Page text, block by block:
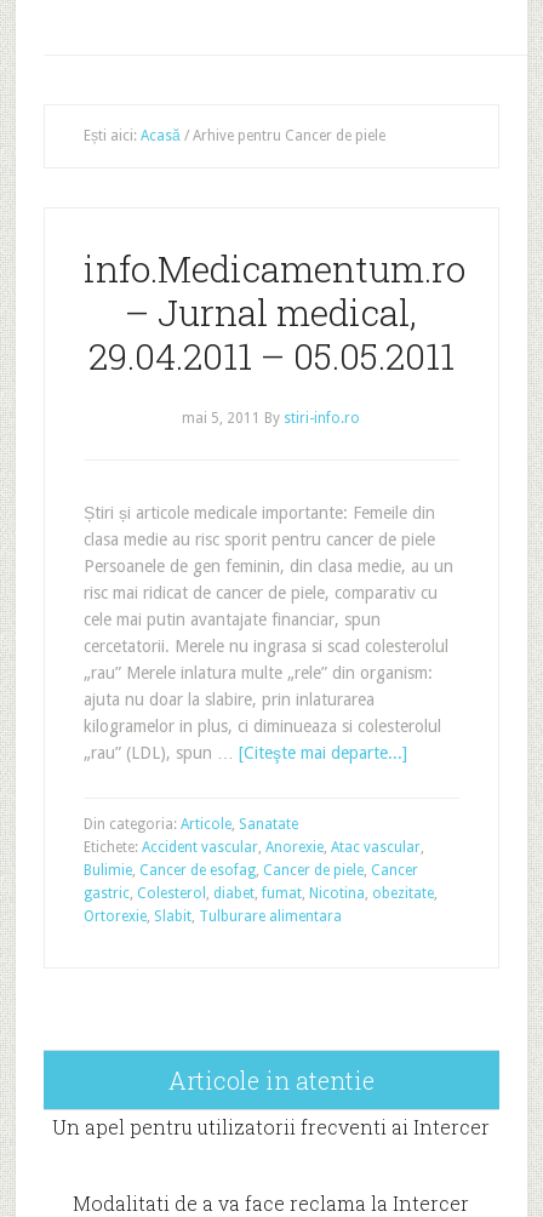
Ești aici: Acasă /Arhive pentru Cancer de piele
info.Medicamentum.ro
– Jurnal medical,
29.04.2011 – 05.05.2011
mai 5, 2011 By stiri-info.ro
Știri și articole medicale importante: Femeile din
clasa medie au risc sporit pentru cancer de piele
Persoanele de gen feminin, din clasa medie, au un
risc mai ridicat de cancer de piele, comparativ cu
cele mai putin avantajate financiar, spun
cercetatorii. Merele nu ingrasa si scad colesterolul
„rau” Merele inlatura multe „rele” din organism:
ajuta nu doar la slabire, prin inlaturarea
kilogramelor in plus, ci diminueaza si colesterolul
„rau” (LDL), spun … [Citeşte mai departe...]
Din categoria: Articole, Sanatate
Etichete: Accident vascular, Anorexie, Atac vascular,
Bulimie, Cancer de esofag, Cancer de piele, Cancer
gastric, Colesterol , diabet,fumat, Nicotina, obezitate,
Ortorexie, Slabit, Tulburare alimentara
Articole in atentie
Un apel pentru utilizatorii frecventi ai Intercer
Modalitati de a va face reclama la Intercer